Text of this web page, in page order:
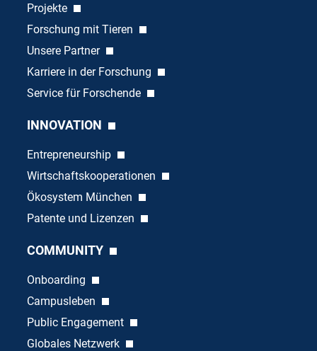
Projekte
Forschung mit Tieren
Unsere Partner
Karriere in der Forschung
Service für Forschende
INNOVATION
Entrepreneurship
Wirtschaftskooperationen
Ökosystem München
Patente und Lizenzen
COMMUNITY
Onboarding
Campusleben
Public Engagement
Globales Netzwerk